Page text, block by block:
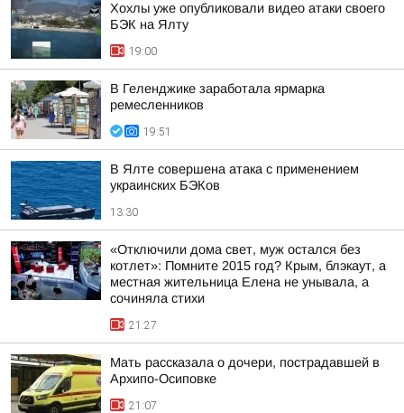
Хохлы уже опубликовали видео атаки своего
БЭК на Ялту
19:00
В Геленджике заработала ярмарка
ремесленников
19:51
В Ялте совершена атака с применением
украинских БЭКов
13:30
«Отключили дома свет, муж остался без
котлет»: Помните 2015 год? Крым, блэкаут, а
местная жительница Елена не унывала, а
сочиняла стихи
21:27
Мать рассказала о дочери, пострадавшей в
Архипо-Осиповке
21:07